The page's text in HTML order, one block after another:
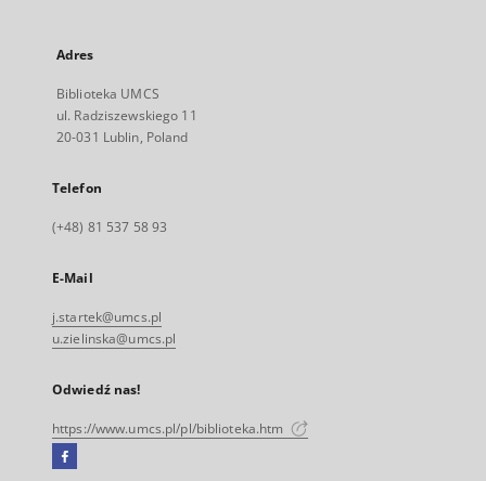
Adres
Biblioteka UMCS
ul. Radziszewskiego 11
20-031 Lublin, Poland
Telefon
(+48) 81 537 58 93
E-Mail
j.startek@umcs.pl
u.zielinska@umcs.pl
Odwiedź nas!
https://www.umcs.pl/pl/biblioteka.htm
Facebook